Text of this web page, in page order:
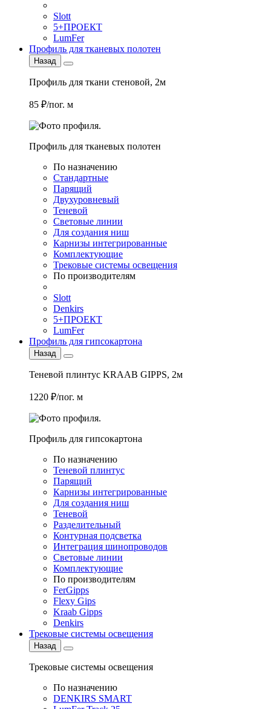
Slott
5+ПРОЕКТ
LumFer
Профиль для тканевых полотен
Назад
Профиль для ткани стеновой, 2м
85 ₽/пог. м
Профиль для тканевых полотен
По назначению
Стандартные
Парящий
Двухуровневый
Теневой
Световые линии
Для создания ниш
Карнизы интегрированные
Комплектующие
Трековые системы освещения
По производителям
Slott
Denkirs
5+ПРОЕКТ
LumFer
Профиль для гипсокартона
Назад
Теневой плинтус KRAAB GIPPS, 2м
1220 ₽/пог. м
Профиль для гипсокартона
По назначению
Теневой плинтус
Парящий
Карнизы интегрированные
Для создания ниш
Теневой
Разделительный
Контурная подсветка
Интеграция шинопроводов
Световые линии
Комплектующие
По производителям
FerGipps
Flexy Gips
Kraab Gipps
Denkirs
Трековые системы освещения
Назад
Трековые системы освещения
По назначению
DENKIRS SMART